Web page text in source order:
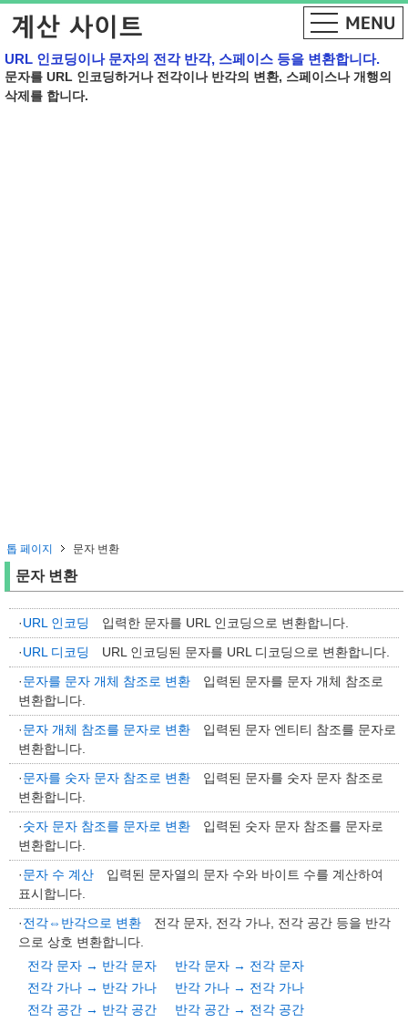
URL 인코딩이나 문자의 전각 반각, 스페이스 등을 변환합니다.
문자를 URL 인코딩하거나 전각이나 반각의 변환, 스페이스나 개행의
삭제를 합니다.
톱 페이지 문자 변환
문자 변환
·URL 인코딩
입력한 문자를 URL 인코딩으로 변환합니다.
·URL 디코딩
URL 인코딩된 문자를 URL 디코딩으로 변환합니다.
·문자를 문자 개체 참조로 변환 입력된 문자를 문자 개체 참조로
변환합니다.
·문자 개체 참조를 문자로 변환 입력된 문자 엔티티 참조를 문자로
변환합니다.
·문자를 숫자 문자 참조로 변환 입력된 문자를 숫자 문자 참조로
변환합니다.
·숫자 문자 참조를 문자로 변환 입력된 숫자 문자 참조를 문자로
변환합니다.
·문자 수 계산 입력된 문자열의 문자 수와 바이트 수를 계산하여
표시합니다.
·전각⇔반각으로 변환 전각 문자, 전각 가나, 전각 공간 등을 반각
으로 상호 변환합니다.
전각 문자 → 반각 문자
반각 문자 → 전각 문자
전각 가나 → 반각 가나
반각 가나 → 전각 가나
전각 공간 → 반각 공간
반각 공간 → 전각 공간